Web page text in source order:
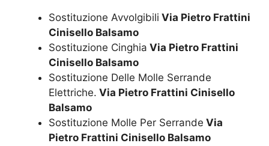
Sostituzione Avvolgibili Via Pietro Frattini
Cinisello Balsamo
Sostituzione Cinghia Via Pietro Frattini
Cinisello Balsamo
Sostituzione Delle Molle Serrande
Elettriche. Via Pietro Frattini Cinisello
Balsamo
Sostituzione Molle Per Serrande Via
Pietro Frattini Cinisello Balsamo